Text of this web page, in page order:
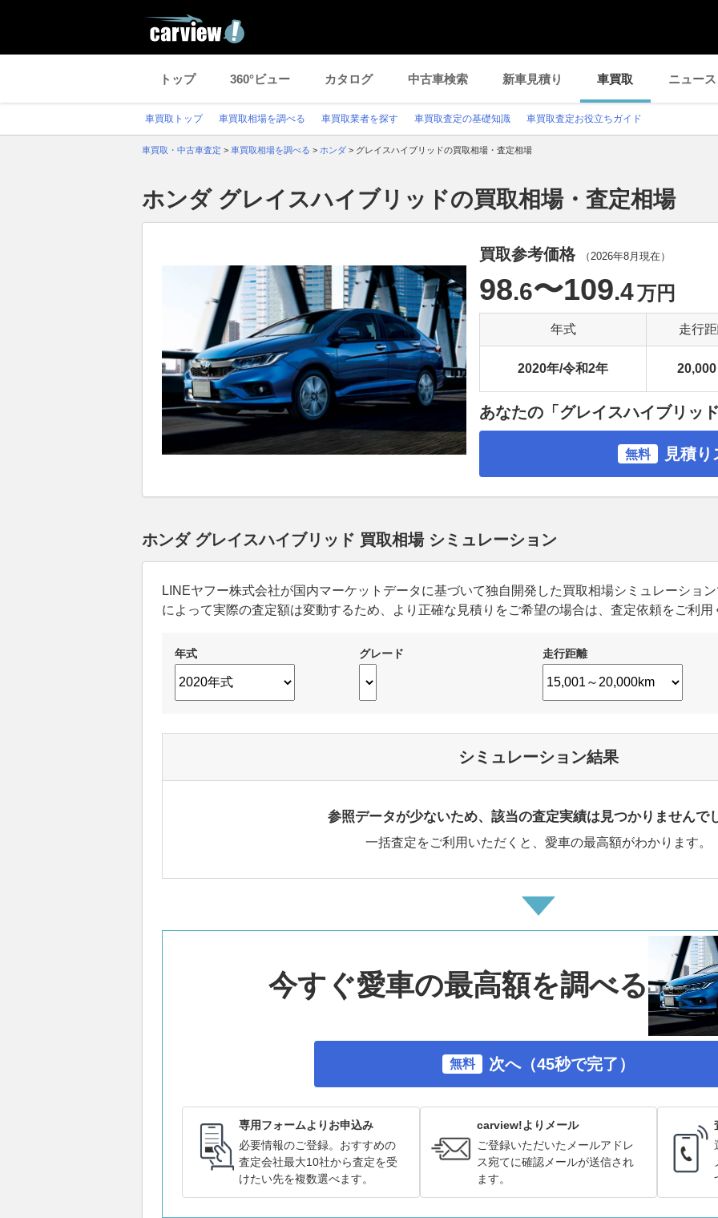
トップ 360°ビュー カタログ 中古車検索 新車見積り 車買取 ニュース
車買取トップ 車買取相場を調べる 車買取業者を探す 車買取査定の基礎知識 車買取査定お役立ちガイド
車買取・中古車査定 > 車買取相場を調べる > ホンダ > グレイスハイブリッドの買取相場・査定相場
ホンダ グレイスハイブリッドの買取相場・査定相場
買取参考価格 （2026年8月 現在）
98.6〜109.4万円
年式 走行
2020年/令和2年 20,000
あなたの「グレイスハイブリッ
無料 見積
ホンダ グレイスハイブリッド 買取相場 シミュレーション
LINEヤフー株式会社が国内マーケットデータに基づいて独自開発した買取相場シミュレーショ
によって実際の査定額は変動するため、より正確な見積りをご希望の場合は、査定依頼をご利用
年式 グレード 走行距離
シミュレーション結果
参照データが少ないため、該当の査定実績は見つかりませんで
一括査定をご利用いただくと、愛車の最高額がわかります。
今すぐ愛車の最高額を調べる
無料 次へ（45秒で完了）
専用フォームよりお申込み
必要情報のご登録。おすすめの
査定会社最大10社から査定を受
けたい先を複数選べます。
carview!よりメール
ご登録いただいたメールアドレ
ス宛てに確認メールが送信され
ます。